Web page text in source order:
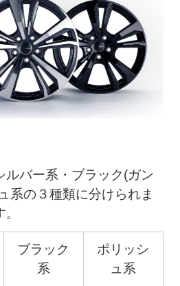
ルバー系・ブラック(ガン
系の３種類に分けられま
ブラック
系
ポリッシ
ュ系